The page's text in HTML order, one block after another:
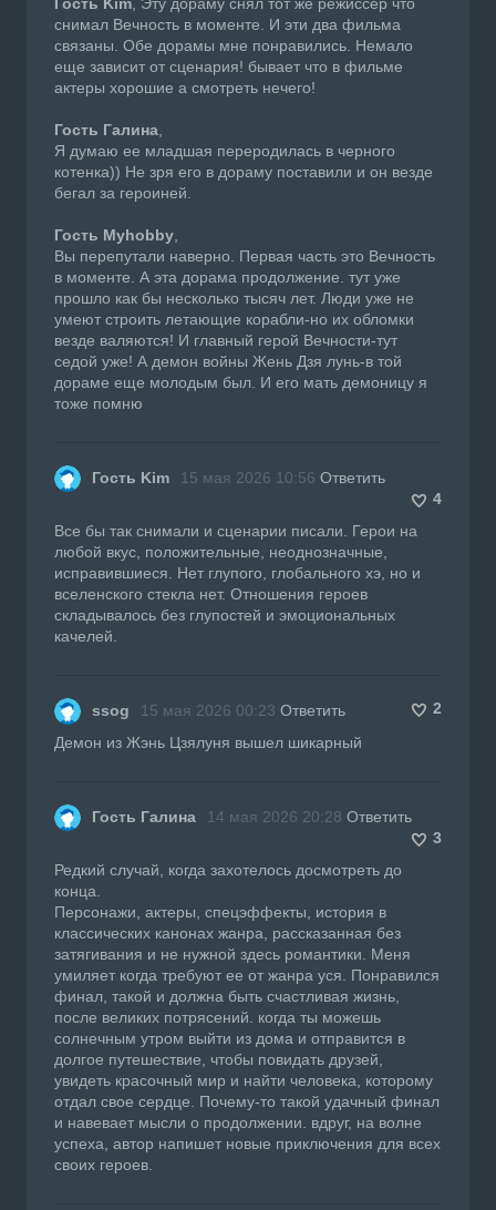
снимал Вечность в моменте. И эти два фильма
связаны. Обе дорамы мне понравились. Немало
еще зависит от сценария! бывает что в фильме
актеры хорошие а смотреть нечего!
Гость Галина
Я думаю ее младшая переродилась в черного
котенка)) Не зря его в дораму поставили и он везде
бегал за героиней.
Гость Myhobby
Вы перепутали наверно. Первая часть это Вечность
в моменте. А эта дорама продолжение. тут уже
прошло как бы несколько тысяч лет. Люди уже не
умеют строить летающие корабли-но их обломки
везде валяются! И главный герой Вечности-тут
седой уже! А демон войны Жень Дзя лунь-в той
дораме еще молодым был. И его мать демоницу я
тоже помню
Гость Kim 15 мая 2026 10:56 Ответить
4
Все бы так снимали и сценарии писали. Герои на
любой вкус, положительные, неоднозначные,
исправившиеся. Нет глупого, глобального хэ, но и
вселенского стекла нет. Отношения героев
складывалось без глупостей и эмоциональных
качелей.
ssog 15 мая 2026 00:23 Ответить
2
Демон из Жэнь Цзялуня вышел шикарный
Гость Галина 14 мая 2026 20:28 Ответить
3
Редкий случай, когда захотелось досмотреть до
конца.
Персонажи, актеры, спецэффекты, история в
классических канонах жанра, рассказанная без
затягивания и не нужной здесь романтики. Меня
умиляет когда требуют ее от жанра уся. Понравился
финал, такой и должна быть счастливая жизнь,
после великих потрясений. когда ты можешь
солнечным утром выйти из дома и отправится в
долгое путешествие, чтобы повидать друзей,
увидеть красочный мир и найти человека, которому
отдал свое сердце. Почему-то такой удачный финал
и навевает мысли о продолжении. вдруг, на волне
успеха, автор напишет новые приключения для всех
своих героев.